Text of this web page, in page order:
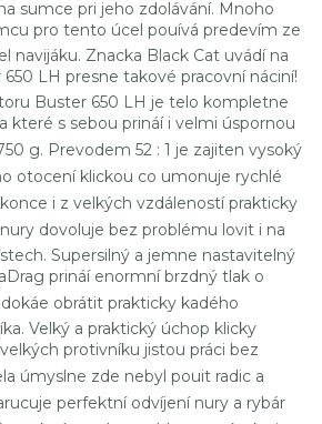
sumce pri jeho zdolávání. Mnoho
pro tento úcel pouívá predevím ze
navijáku. Znacka Black Cat uvádí na
LH presne takové pracovní náciní!
Buster 650 LH je telo kompletne
které s sebou prináí i velmi úspornou
g. Prevodem 52 : 1 je zajiten vysoký
otocení klickou co umonuje rychlé
i z velkých vzdáleností prakticky
dovoluje bez problému lovit i na
Supersilný a jemne nastavitelný
prináí enormní brzdný tlak o
obrátit prakticky kadého
Velký a praktický úchop klicky
velkých protivníku jistou práci bez
úmyslne zde nebyl pouit radic a
perfektní odvíjení nury a rybár